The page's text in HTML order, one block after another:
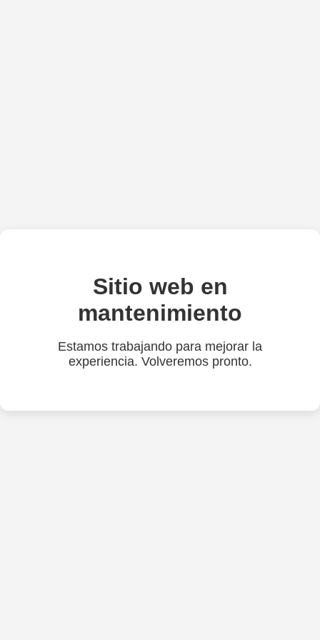
Sitio web en
mantenimiento
Estamos trabajando para mejorar la
experiencia. Volveremos pronto.